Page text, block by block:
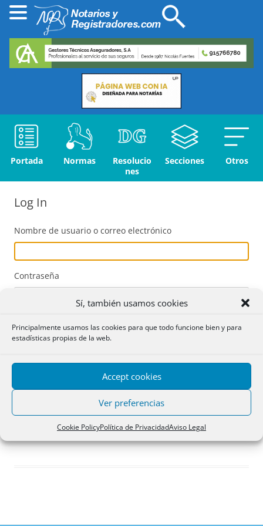
Sí, también usamos cookies
Principalmente usamos las cookies para que todo funcione bien y para
estadísticas propias de la web.
Accept cookies
Ver preferencias
Cookie PolicyPolítica de PrivacidadAviso Legal
Portada Normas
Resolucio
nes
Secciones Otros
Log In
Nombre de usuario o correo electrónico
Contraseña
Acceder
Registro
¿Has olvidado tu contraseña?